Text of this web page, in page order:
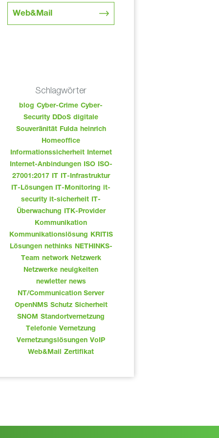
Web&Mail
Schlagwörter
blog Cyber-Crime Cyber-
Security DDoS digitale
Souveränität Fulda heinrich
Homeoffice
Informationssicherheit Internet
Internet-Anbindungen ISO ISO-
27001:2017 IT
IT-Infrastruktur
IT-Lösungen IT-Monitoring
it-
security it-sicherheit IT-
Überwachung
ITK-Provider
Kommunikation
Kommunikationslösung
KRITIS
Lösungen nethinks NETHINKS-
Team network Netzwerk
Netzwerke neuigkeiten
newletter news
NT/Communication Server
OpenNMS Schutz Sicherheit
SNOM Standortvernetzung
Telefonie Vernetzung
Vernetzungslösungen VoIP
Web&Mail Zertifikat